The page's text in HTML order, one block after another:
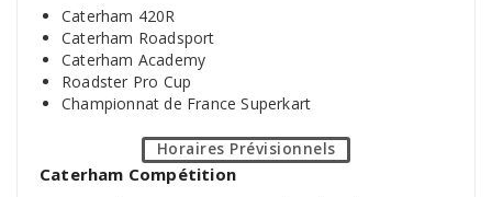
Caterham 420R
Caterham Roadsport
Caterham Academy
Roadster Pro Cup
Championnat de France Superkart
Horaires Prévisionnels
Caterham Compétition